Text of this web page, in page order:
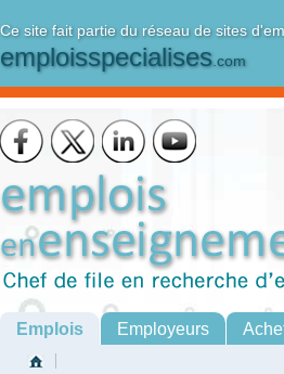
Ce site fait partie du réseau de sites
emploisspecialises.com
Emplois Employeurs